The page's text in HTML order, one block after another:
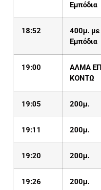
Εμπόδια
18:52
400μ. με
Εμπόδια
19:00
ΑΛΜΑ
ΚΟΝΤΩ
19:05 200μ.
19:1 1 200μ.
19:20 200μ.
19:26 200μ.